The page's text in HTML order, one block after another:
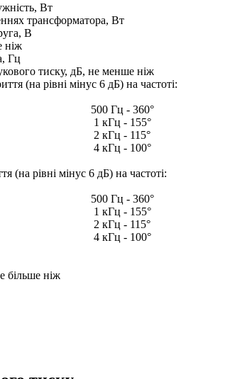
Вт
трансформатора, Вт
В
ніж
Гц
тиску, дБ, не менше ніж
(на рівні мінус 6 дБ) на частоті:
500 Гц - 360°
1 кГц - 155°
2 кГц - 115°
4 кГц - 100°
(на рівні мінус 6 дБ) на частоті:
500 Гц - 360°
1 кГц - 155°
2 кГц - 115°
4 кГц - 100°
більше ніж